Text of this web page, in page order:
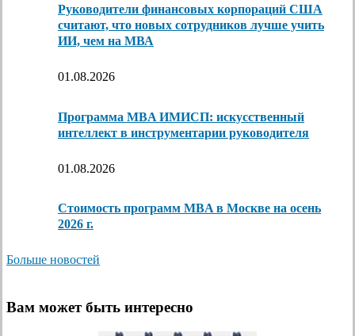
Руководители финансовых корпораций США
считают, что новых сотрудников лучше учить
ИИ, чем на МВА
01.08.2026
Программа MBA ИМИСП: искусственный
интеллект в инструментарии руководителя
01.08.2026
Стоимость программ MBA в Москве на осень
2026 г.
Больше новостей
Вам может быть интересно